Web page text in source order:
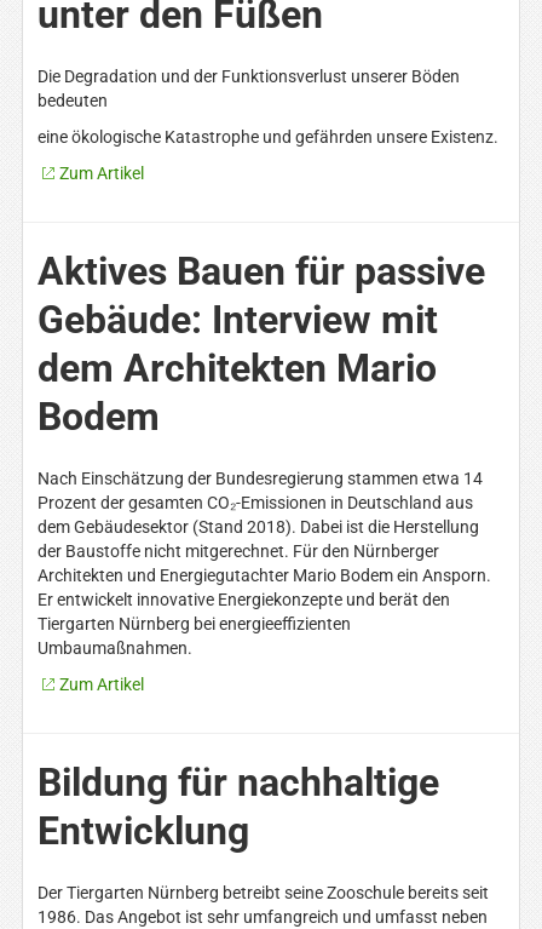
unter den Füßen
Die Degradation und der Funktionsverlust unserer Böden
bedeuten
eine ökologische Katastrophe und gefährden unsere Existenz.
Zum Artikel
Aktives Bauen für passive
Gebäude: Interview mit
dem Architekten Mario
Bodem
Nach Einschätzung der Bundesregierung stammen etwa 14
Prozent der gesamten CO₂-Emissionen in Deutschland aus
dem Gebäudesektor (Stand 2018). Dabei ist die Herstellung
der Baustoffe nicht mitgerechnet. Für den Nürnberger
Architekten und Energiegutachter Mario Bodem ein Ansporn.
Er entwickelt innovative Energiekonzepte und berät den
Tiergarten Nürnberg bei energieeffizienten
Umbaumaßnahmen.
Zum Artikel
Bildung für nachhaltige
Entwicklung
Der Tiergarten Nürnberg betreibt seine Zooschule bereits seit
1986. Das Angebot ist sehr umfangreich und umfasst neben